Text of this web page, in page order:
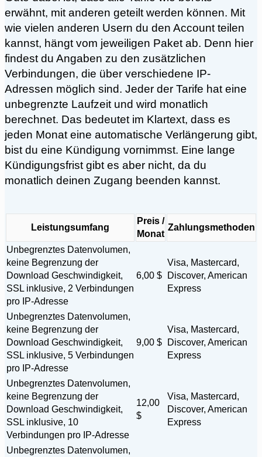
erwähnt, mit anderen geteilt werden können. Mit
wie vielen anderen Usern du den Account teilen
kannst, hängt vom jeweiligen Paket ab. Denn hier
findest du Angaben zu den zusätzlichen
Verbindungen, die über verschiedene IP-
Adressen möglich sind. Jeder der Tarife hat eine
unbegrenzte Laufzeit und wird monatlich
berechnet. Das bedeutet im Klartext, dass es
jeden Monat eine automatische Verlängerung gibt,
bist du eine Kündigung vornimmst. Eine lange
Kündigungsfrist gibt es aber nicht, da du
monatlich deinen Zugang beenden kannst.
Leistungsumfang
Preis /
Monat
Zahlungsmethoden
Unbegrenztes Datenvolumen,
keine Begrenzung der
Download Geschwindigkeit,
SSL inklusive, 2 Verbindungen
pro IP-Adresse
6,00 $
Visa, Mastercard,
Discover, American
Express
Unbegrenztes Datenvolumen,
keine Begrenzung der
Download Geschwindigkeit,
SSL inklusive, 5 Verbindungen
pro IP-Adresse
9,00 $
Visa, Mastercard,
Discover, American
Express
Unbegrenztes Datenvolumen,
keine Begrenzung der
Download Geschwindigkeit,
SSL inklusive, 10
Verbindungen pro IP-Adresse
12,00
$
Visa, Mastercard,
Discover, American
Express
Unbegrenztes Datenvolumen,